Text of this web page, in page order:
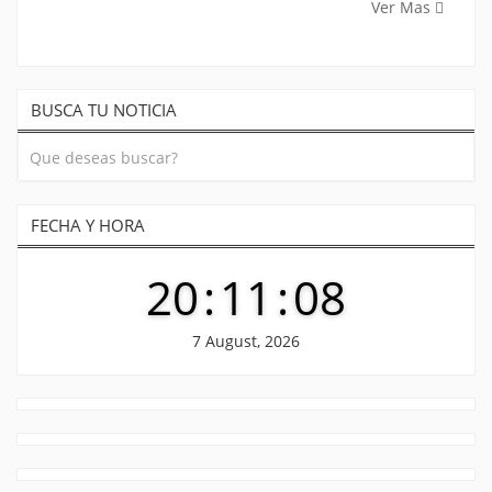
Ver Mas
BUSCA TU NOTICIA
FECHA Y HORA
20:11 :08
7 August, 2026